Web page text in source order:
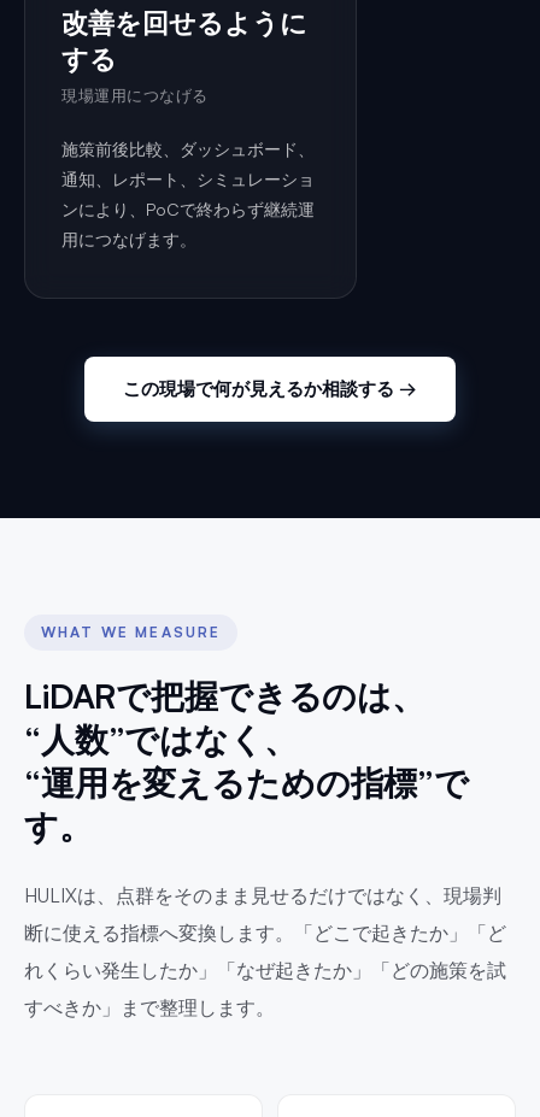
改善を回せるように
する
現場運用につなげる
施策前後比較、ダッシュボード、
通知、レポート、シミュレーショ
ンにより、PoCで終わらず継続運
用につなげます。
この現場で何が見えるか相談する →
WHAT WE MEASURE
LiDARで把握できるのは、
“人数”ではなく、
“運用を変えるための指標”で
す。
HULIXは、点群をそのまま見せるだけではなく、現場判
断に使える指標へ変換します。「どこで起きたか」「ど
れくらい発生したか」「なぜ起きたか」「どの施策を試
すべきか」まで整理します。